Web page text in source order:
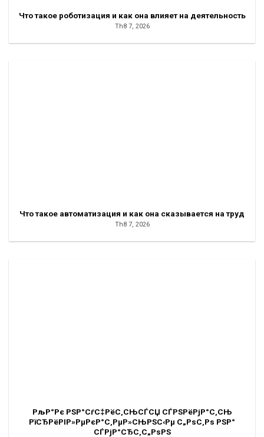
Что такое роботизация и как она влияет на деятельность
Th8 7, 2026
Что такое автоматизация и как она сказывается на труд
Th8 7, 2026
РљР°Рє РЅР°СѓС‡РёС‚СЊСЃСЏ СЃРЅРёРјР°С‚СЊ
РїСЂРёРІР»РµРєР°С‚РµР»СЊРЅС‹Рµ С„РѕС‚Рѕ РЅР°
СЃРјР°СЂС‚С„РѕРЅ